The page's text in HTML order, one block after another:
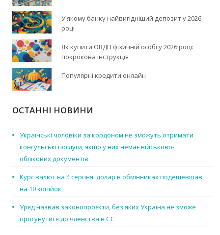
У якому банку найвигідніший депозит у 2026
році
Як купити ОВДП фізичній особі у 2026 році:
покрокова інструкція
Популярні кредити онлайн
ОСТАННІ НОВИНИ
Українські чоловіки за кордоном не зможуть отримати
консульські послуги, якщо у них немає військово-
облікових документів
Курс валют на 4 серпня: долар в обмінниках подешевшав
на 10 копійок
Уряд назвав законопроєкти, без яких Україна не зможе
просунутися до членства в ЄС